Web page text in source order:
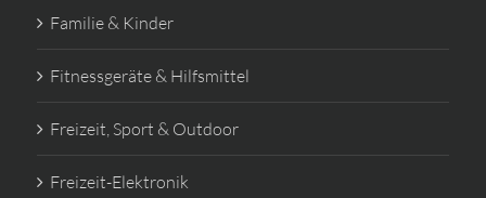
Familie & Kinder
Fitnessgeräte & Hilfsmittel
Freizeit, Sport & Outdoor
Freizeit-Elektronik